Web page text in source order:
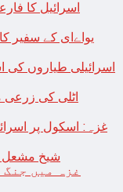
یواےای کے سفیر
اسرائیلی طیاروں کی
اٹلی کی زرعی
غزہ: اسکول پر
شیخ مشعل
غزہ میں